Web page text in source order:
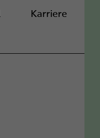
Karriere